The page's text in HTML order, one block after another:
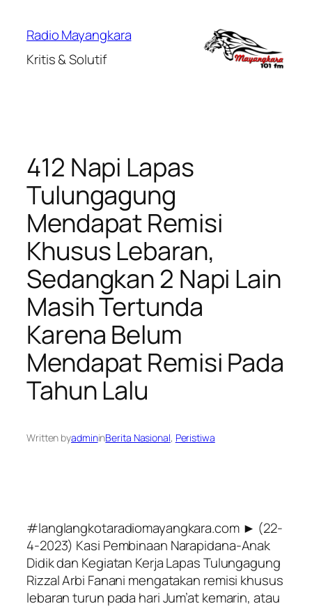
Radio Mayangkara
Kritis & Solutif
412 Napi Lapas
Tulungagung
Mendapat Remisi
Khusus Lebaran,
Sedangkan 2 Napi Lain
Masih Tertunda
Karena Belum
Mendapat Remisi Pada
Tahun Lalu
Written byadmininBerita Nasional, Peristiwa
#langlangkotaradiomayangkara.com ► (22-
4-2023) Kasi Pembinaan Narapidana-Anak
Didik dan Kegiatan Kerja Lapas Tulungagung
Rizzal Arbi Fanani mengatakan remisi khusus
lebaran turun pada hari Jum’at kemarin, atau